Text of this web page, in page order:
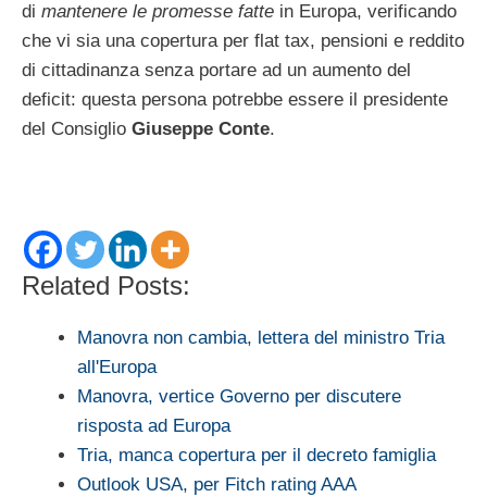
di mantenere le promesse fatte in Europa, verificando
che vi sia una copertura per flat tax, pensioni e reddito
di cittadinanza senza portare ad un aumento del
deficit: questa persona potrebbe essere il presidente
del Consiglio Giuseppe Conte.
Related Posts:
Manovra non cambia, lettera del ministro Tria
all'Europa
Manovra, vertice Governo per discutere
risposta ad Europa
Tria, manca copertura per il decreto famiglia
Outlook USA, per Fitch rating AAA